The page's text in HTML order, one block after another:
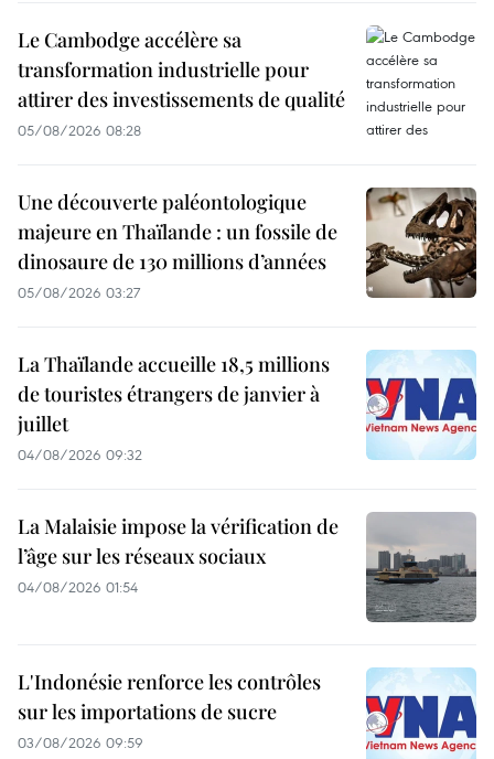
Le Cambodge accélère sa
transformation industrielle pour
attirer des investissements de qualité
05/08/2026 08:28
Une découverte paléontologique
majeure en Thaïlande : un fossile de
dinosaure de 130 millions d’années
05/08/2026 03:27
La Thaïlande accueille 18,5 millions
de touristes étrangers de janvier à
juillet
04/08/2026 09:32
La Malaisie impose la vérification de
l’âge sur les réseaux sociaux
04/08/2026 01:54
L'Indonésie renforce les contrôles
sur les importations de sucre
03/08/2026 09:59